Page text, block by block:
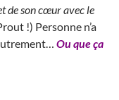
de son cœur avec le
!) Personne n’a
Ou que ça